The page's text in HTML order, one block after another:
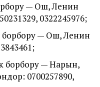
— Ош, Ленин
0322245976;
борбору — Ош, Ленин
борбору — Нарын,
0700257890,